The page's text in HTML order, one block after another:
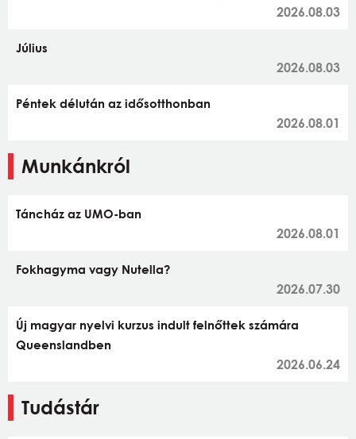
2026.08.03
Július
2026.08.03
Péntek délután az idősotthonban
2026.08.01
Munkánkról
Táncház az UMO-ban
2026.08.01
Fokhagyma vagy Nutella?
2026.07.30
Új magyar nyelvi kurzus indult felnőttek számára
Queenslandben
2026.06.24
Tudástár